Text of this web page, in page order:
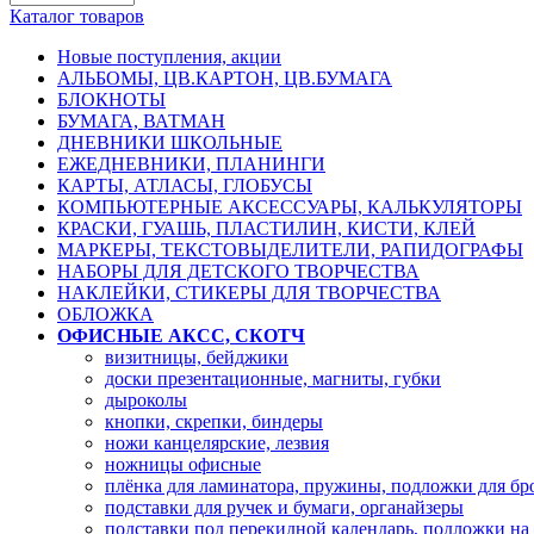
Каталог товаров
Новые поступления, акции
АЛЬБОМЫ, ЦВ.КАРТОН, ЦВ.БУМАГА
БЛОКНОТЫ
БУМАГА, ВАТМАН
ДНЕВНИКИ ШКОЛЬНЫЕ
ЕЖЕДНЕВНИКИ, ПЛАНИНГИ
КАРТЫ, АТЛАСЫ, ГЛОБУСЫ
КОМПЬЮТЕРНЫЕ АКСЕССУАРЫ, КАЛЬКУЛЯТОРЫ
КРАСКИ, ГУАШЬ, ПЛАСТИЛИН, КИСТИ, КЛЕЙ
МАРКЕРЫ, ТЕКСТОВЫДЕЛИТЕЛИ, РАПИДОГРАФЫ
НАБОРЫ ДЛЯ ДЕТСКОГО ТВОРЧЕСТВА
НАКЛЕЙКИ, СТИКЕРЫ ДЛЯ ТВОРЧЕСТВА
ОБЛОЖКА
ОФИСНЫЕ АКСС, СКОТЧ
визитницы, бейджики
доски презентационные, магниты, губки
дыроколы
кнопки, скрепки, биндеры
ножи канцелярские, лезвия
ножницы офисные
плёнка для ламинатора, пружины, подложки для
подставки для ручек и бумаги, органайзеры
подставки под перекидной календарь, подложки на